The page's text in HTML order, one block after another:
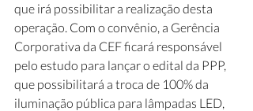
que irá possibilitar a realização desta
operação. Com o convênio, a Gerência
Corporativa da CEF ficará responsável
pelo estudo para lançar o edital da PPP,
que possibilitará a troca de 100% da
iluminação pública para lâmpadas LED,